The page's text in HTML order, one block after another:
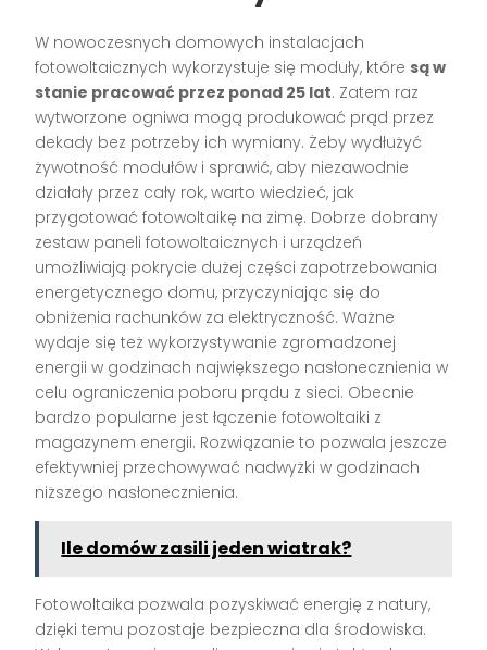
W nowoczesnych domowych instalacjach
fotowoltaicznych wykorzystuje się moduły, które są w
stanie pracować przez ponad 25 lat. Zatem raz
wytworzone ogniwa mogą produkować prąd przez
dekady bez potrzeby ich wymiany. Żeby wydłużyć
żywotność modułów i sprawić, aby niezawodnie
działały przez cały rok, warto wiedzieć, jak
przygotować fotowoltaikę na zimę. Dobrze dobrany
zestaw paneli fotowoltaicznych i urządzeń
umożliwiają pokrycie dużej części zapotrzebowania
energetycznego domu, przyczyniając się do
obniżenia rachunków za elektryczność. Ważne
wydaje się też wykorzystywanie zgromadzonej
energii w godzinach największego nasłonecznienia w
celu ograniczenia poboru prądu z sieci. Obecnie
bardzo popularne jest łączenie fotowoltaiki z
magazynem energii. Rozwiązanie to pozwala jeszcze
efektywniej przechowywać nadwyżki w godzinach
niższego nasłonecznienia.
Ile domów zasili jeden wiatrak?
Fotowoltaika pozwala pozyskiwać energię z natury,
dzięki temu pozostaje bezpieczna dla środowiska.